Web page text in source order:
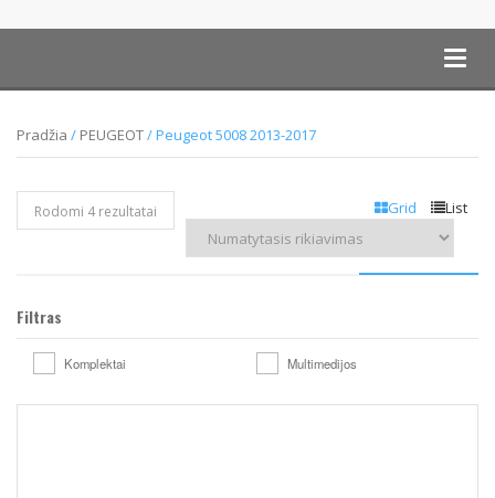
Pradžia / PEUGEOT/ Peugeot 5008 2013-2017
Grid List
Rodomi 4 rezultatai
Filtras
Komplektai Multimedijos